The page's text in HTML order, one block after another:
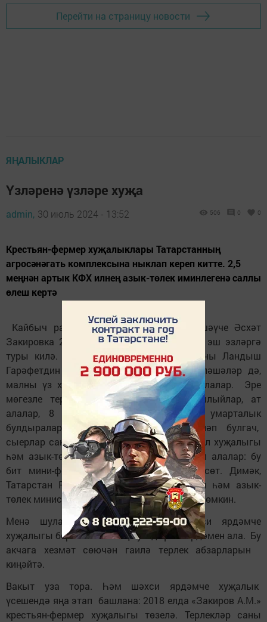
Перейти на страницу новости
ЯҢАЛЫКЛАР
Үзләренә үзләре хуҗа
admin, 30 июль 2024 - 13:52 506 0 0
Крестьян-фермер хуҗалыклары Татарстанның
агросәнәгать комплексына ныклап кереп китте. 2,5
меңнән артык КФХ илнең азык-төлек иминлегенә саллы
өлеш кертә
Кайбыч районының Чүти авылында яшәүче Әсхәт
Закировка 2000 елларда шактый вакыт эш эзләргә
туры килә. Юньле эш табалмагач, хатыны Ландыш
Гарәфетдин кызы белән уйлашалар, сөйләшәләр дә,
малны үз хуҗалыкларыннан эзләргә булалар. Эре
мөгезле терлекләр санын арттыра башлыйлар, ат
алалар, 8 умарта күченнән торган умарталык
булдыралар. Терлекләр саны унбишләп булгач,
сыерлар саны 5 башка җиткәч, район авыл хуҗалыгы
һәм азык-төлек идарәсендә аларны күреп алалар: бу
бит мини-ферма! Көн саен – 55-60 кг сөт. Димәк,
Татарстан Республикасы Авыл хуҗалыгы һәм азык-
төлек министрлыгы субсидиясен алырга мөмкин.
Менә шулай Закировларның шәхси ярдәмче
хуҗалыгы беренче 200 мең сум дәүләт ярдәмен ала. Бу
акчага хезмәт сөючән гаилә терлек абзарларын
киңәйтә.
Вакыт уза тора. Һәм шәхси ярдәмче хуҗалык
үсешендә яңа этап башлана: 2018 елда «Закиров А.М.»
крестьян-фермер хуҗалыгы төзелә. Терлекләр саны